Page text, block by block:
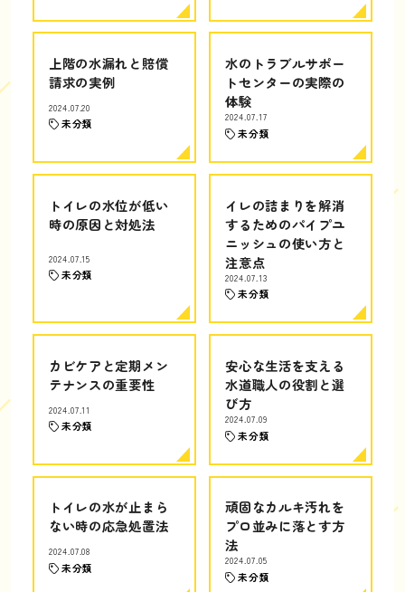
上階の水漏れと賠償
請求の実例
2024.07.20
未分類
水のトラブルサポー
トセンターの実際の
体験
2024.07.17
未分類
トイレの水位が低い
時の原因と対処法
2024.07.15
未分類
イレの詰まりを解消
するためのパイプユ
ニッシュの使い方と
注意点
2024.07.13
未分類
カビケアと定期メン
テナンスの重要性
2024.07.11
未分類
安心な生活を支える
水道職人の役割と選
び方
2024.07.09
未分類
トイレの水が止まら
ない時の応急処置法
2024.07.08
未分類
頑固なカルキ汚れを
プロ並みに落とす方
法
2024.07.05
未分類